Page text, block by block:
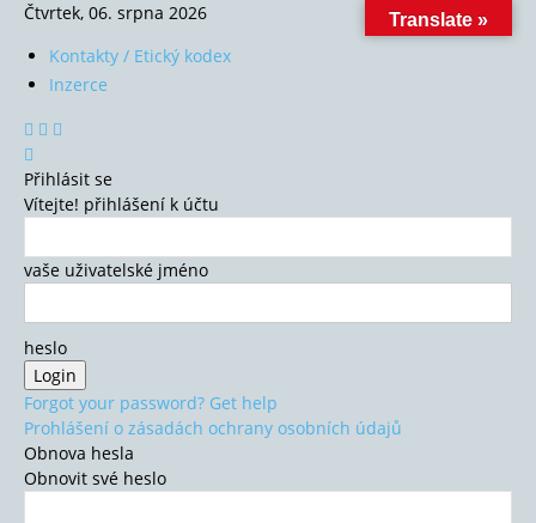
Čtvrtek, 06. srpna 2026
Kontakty / Etický kodex
Inzerce
Přihlásit se
Vítejte! přihlášení k účtu
vaše uživatelské jméno
heslo
Forgot your password? Get help
Prohlášení o zásadách ochrany osobních údajů
Obnova hesla
Obnovit své heslo
Translate »